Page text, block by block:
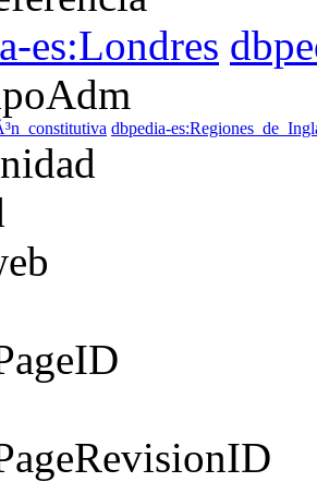
es:Londres
dbpedia-